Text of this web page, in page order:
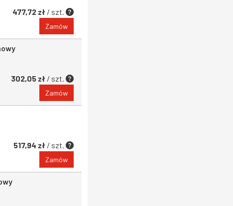
477,72 zł / szt.
Zamów
302,05 zł / szt.
Zamów
517,94 zł / szt.
Zamów